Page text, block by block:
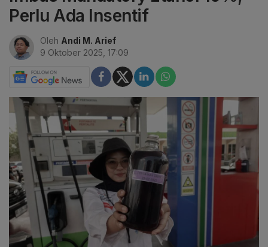
Perlu Ada Insentif
Oleh Andi M. Arief
9 Oktober 2025, 17:09